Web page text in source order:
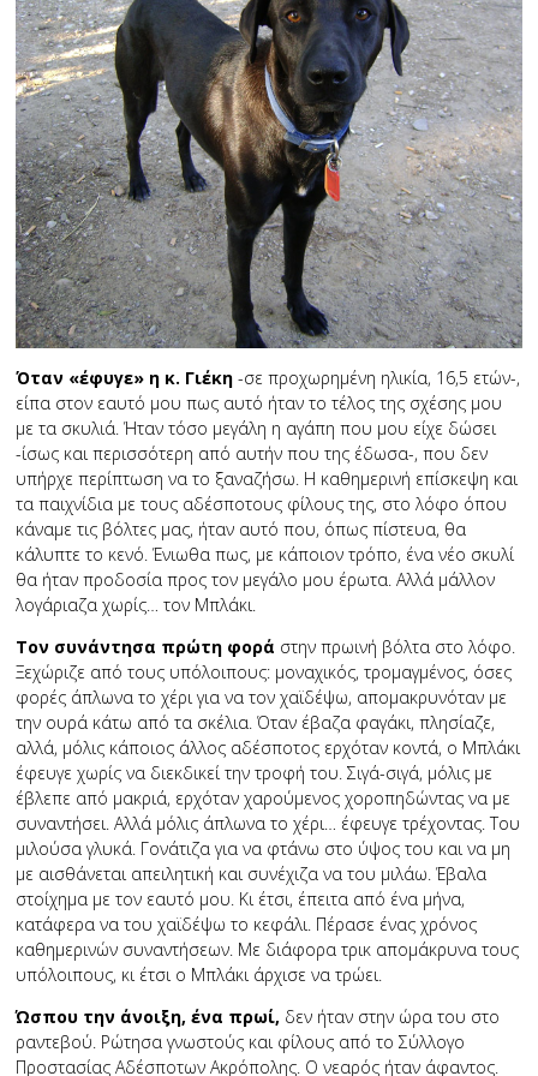
Όταν «έφυγε» η κ. Γιέκη -σε προχωρημένη ηλικία, 16,5 ετών-,
είπα στον εαυτό μου πως αυτό ήταν το τέλος της σχέσης μου
με τα σκυλιά. Ήταν τόσο μεγάλη η αγάπη που μου είχε δώσει
-ίσως και περισσότερη από αυτήν που της έδωσα-, που δεν
υπήρχε περίπτωση να το ξαναζήσω. Η καθημερινή επίσκεψη και
τα παιχνίδια με τους αδέσποτους φίλους της, στο λόφο όπου
κάναμε τις βόλτες μας, ήταν αυτό που, όπως πίστευα, θα
κάλυπτε το κενό. Ένιωθα πως, με κάποιον τρόπο, ένα νέο σκυλί
θα ήταν προδοσία προς τον μεγάλο μου έρωτα. Αλλά μάλλον
λογάριαζα χωρίς… τον Μπλάκι.
Τον συνάντησα πρώτη φορά στην πρωινή βόλτα στο λόφο.
Ξεχώριζε από τους υπόλοιπους: μοναχικός, τρομαγμένος, όσες
φορές άπλωνα το χέρι για να τον χαϊδέψω, απομακρυνόταν με
την ουρά κάτω από τα σκέλια. Όταν έβαζα φαγάκι, πλησίαζε,
αλλά, μόλις κάποιος άλλος αδέσποτος ερχόταν κοντά, ο Μπλάκι
έφευγε χωρίς να διεκδικεί την τροφή του. Σιγά-σιγά, μόλις με
έβλεπε από μακριά, ερχόταν χαρούμενος χοροπηδώντας να με
συναντήσει. Αλλά μόλις άπλωνα το χέρι… έφευγε τρέχοντας. Του
μιλούσα γλυκά. Γονάτιζα για να φτάνω στο ύψος του και να μη
με αισθάνεται απειλητική και συνέχιζα να του μιλάω. Έβαλα
στοίχημα με τον εαυτό μου. Κι έτσι, έπειτα από ένα μήνα,
κατάφερα να του χαϊδέψω το κεφάλι. Πέρασε ένας χρόνος
καθημερινών συναντήσεων. Με διάφορα τρικ απομάκρυνα τους
υπόλοιπους, κι έτσι ο Μπλάκι άρχισε να τρώει.
Ώσπου την άνοιξη, ένα πρωί, δεν ήταν στην ώρα του στο
ραντεβού. Ρώτησα γνωστούς και φίλους από το Σύλλογο
Προστασίας Αδέσποτων Ακρόπολης. Ο νεαρός ήταν άφαντος.